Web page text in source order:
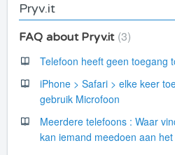
Pryv.it
FAQ about Pryv.it 3
Telefoon heeft geen toegang
iPhone > Safari > elke keer
gebruik Microfoon
Meerdere telefoons : Waar
kan iemand meedoen aan